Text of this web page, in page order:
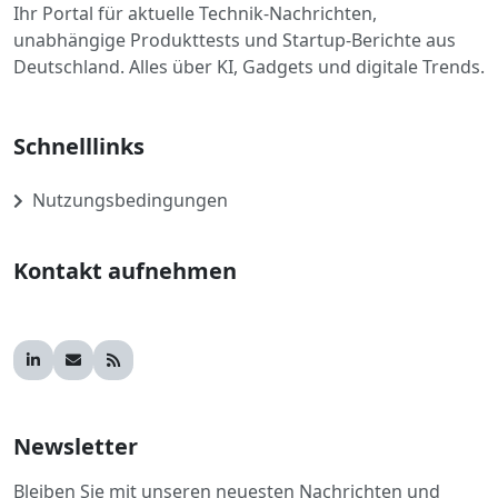
Ihr Portal für aktuelle Technik-Nachrichten,
unabhängige Produkttests und Startup-Berichte aus
Deutschland. Alles über KI, Gadgets und digitale Trends.
Schnelllinks
Nutzungsbedingungen
Kontakt aufnehmen
Newsletter
Bleiben Sie mit unseren neuesten Nachrichten und